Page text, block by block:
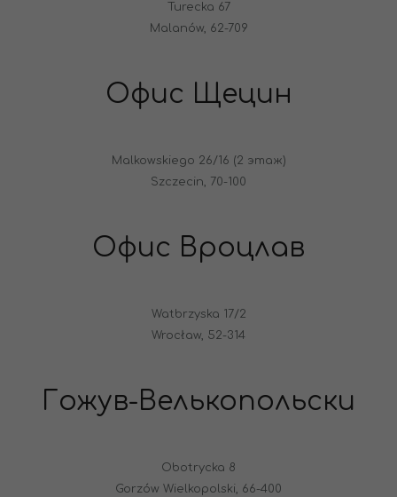
Turecka 67
Malanów, 62-709
Офис Щецин
Malkowskiego 26/16 (2 этаж)
Szczecin, 70-100
Офис Вроцлав
Watbrzyska 17/2
Wrocław, 52-314
Гожув-Велькопольски
Obotrycka 8
Gorzów Wielkopolski, 66-400